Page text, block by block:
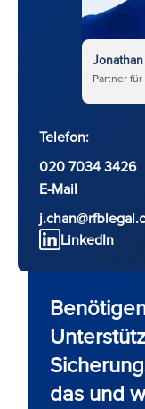
Partner
Telefon:
020 7034 3426
E-Mail
LinkedIn
das und